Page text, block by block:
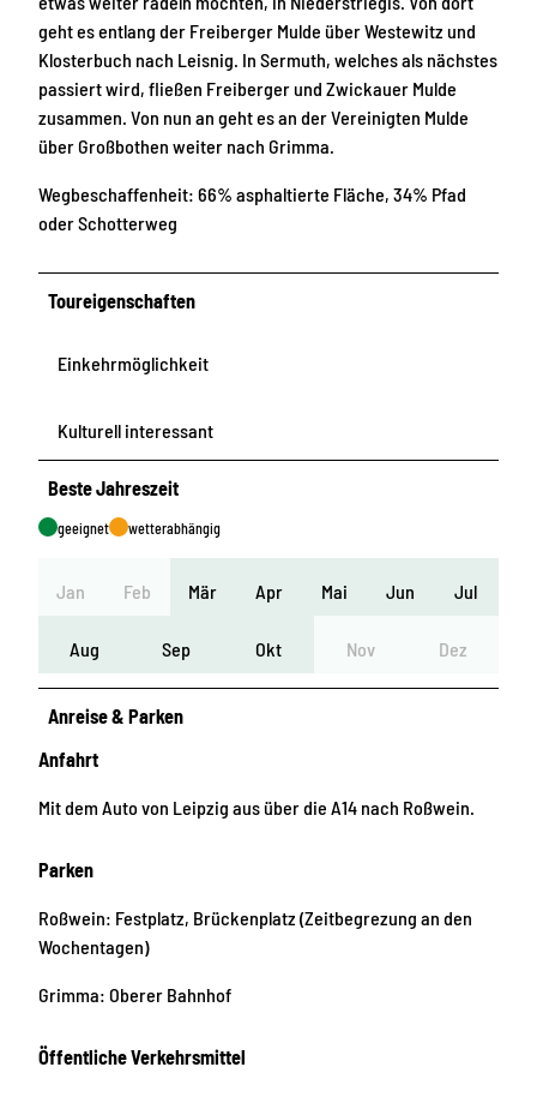
geht es entlang der Freiberger Mulde über Westewitz und
Klosterbuch nach Leisnig. In Sermuth, welches als nächstes
passiert wird, fließen Freiberger und Zwickauer Mulde
zusammen. Von nun an geht es an der Vereinigten Mulde
über Großbothen weiter nach Grimma.
Wegbeschaffenheit: 66% asphaltierte Fläche, 34% Pfad
oder Schotterweg
Toureigenschaften
Einkehrmöglichkeit
Kulturell interessant
Beste Jahreszeit
geeignet wetterabhängig
Jan Feb Mär Apr Mai Jun Jul
Aug Sep Okt Nov Dez
Anreise & Parken
Anfahrt
Mit dem Auto von Leipzig aus über die A14 nach Roßwein.
Parken
Roßwein: Festplatz, Brückenplatz (Zeitbegrezung an den
Wochentagen)
Grimma: Oberer Bahnhof
Öffentliche Verkehrsmittel